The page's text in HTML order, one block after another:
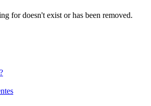
for doesn't exist or has been removed.